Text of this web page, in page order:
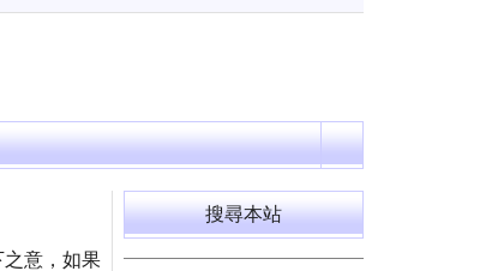
意，如果
搜尋本站